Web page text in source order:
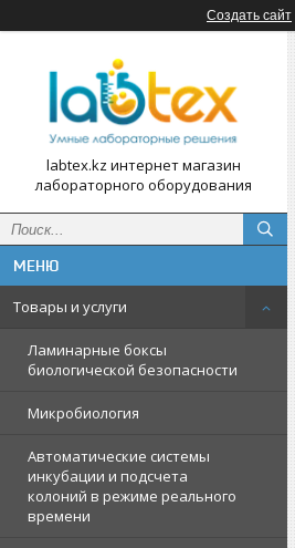
Создать сайт
labtex.kz интернет магазин
лабораторного оборудования
Товары и услуги
Ламинарные боксы
биологической безопасности
Микробиология
Автоматические системы
инкубации и подсчета
колоний в режиме реального
времени